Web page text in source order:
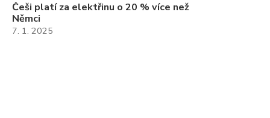
Češi platí za elektřinu o 20 % více než
Němci
7. 1. 2025